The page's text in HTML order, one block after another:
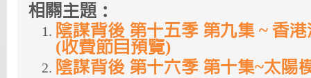
相關主題：
陰謀背後 第十五季 第九集 ~ 香
(收費節目預覽)
陰謀背後 第十六季 第十集~太陽